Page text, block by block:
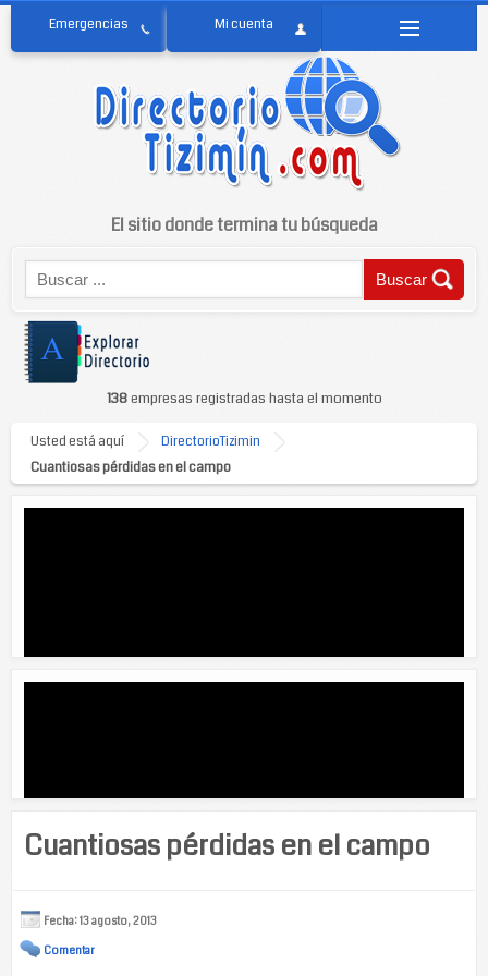
El sitio donde termina tu búsqueda
138empresas registradas hasta el momento
Usted está aquí
DirectorioTizimin
Cuantiosas pérdidas en el campo
Cuantiosas pérdidas en el campo
Fecha: 13 agosto, 2013
Comentar